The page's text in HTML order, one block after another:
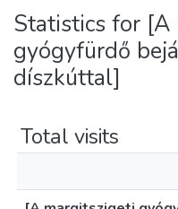
All of DSpace
About us
Statistics for [A
gyógyfürdő
díszkúttal]
Total visits